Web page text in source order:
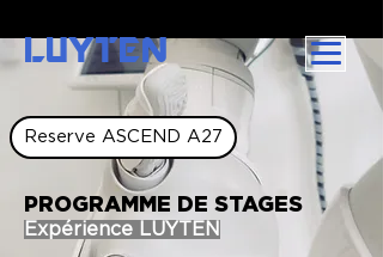
LUYTEN
Reserve ASCEND A27
PROGRAMME DE STAGES
Expérience LUYTEN